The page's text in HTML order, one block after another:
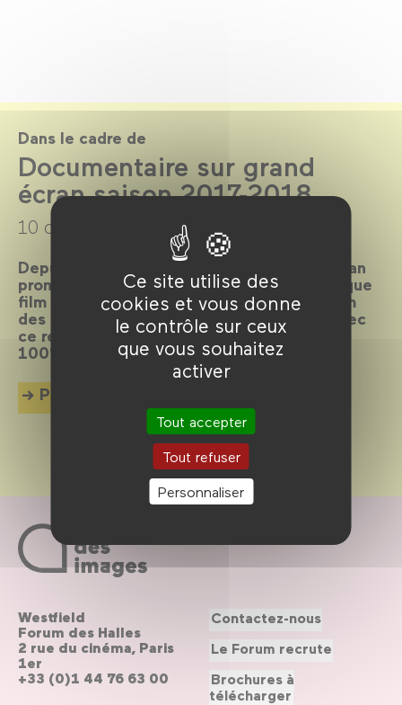
Ce site utilise des
cookies et vous donne
le contrôle sur ceux
que vous souhaitez
activer
Tout accepter
Tout refuser
Personnaliser
Dans le cadre de
Documentaire sur grand
écran saison 2017-2018
10 octobre 2017 → 12 juin 2018
Depuis 27 ans, Documentaire sur grand écran
promeut le documentaire en salle, en tant que
film à part entière. L’association et le Forum
des images poursuivent leur partenariat avec
ce rendez-vous mensuel, dans le cadre de
100% doc.
Plus d'info
Westfield
Forum des Halles
2 rue du cinéma, Paris
1er
+33 (0)1 44 76 63 00
Contactez-nous
Le Forum recrute
Brochures à
télécharger